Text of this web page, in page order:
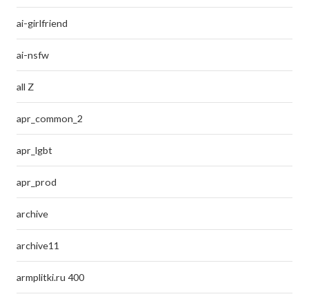
ai-girlfriend
ai-nsfw
all Z
apr_common_2
apr_lgbt
apr_prod
archive
archive11
armplitki.ru 400